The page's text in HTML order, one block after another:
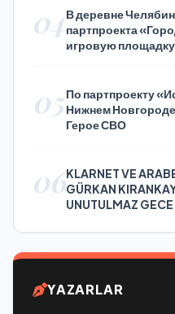
04В деревне
партпроекта
игровую площадку
05По партпроекту
Нижнем
Герое СВО
06KLARNET VE
GÜRKAN
UNUTULMAZ GECE
YAZARLAR